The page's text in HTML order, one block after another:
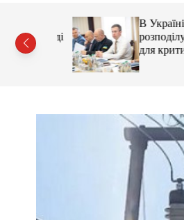
в суді
В Україні
розподілу
для